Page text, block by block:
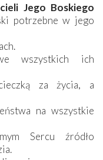
Jego Boskiego
potrzebne w jego
wszystkich ich
za życia, a
na wszystkie
Sercu źródło